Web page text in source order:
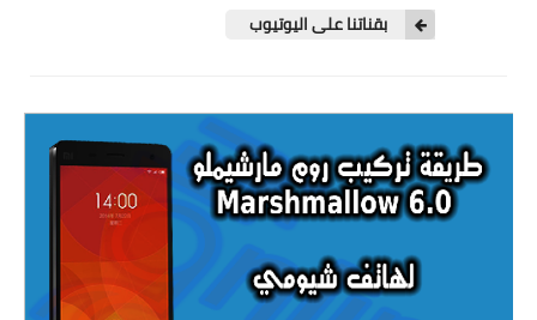
بقناتنا على اليوتيوب